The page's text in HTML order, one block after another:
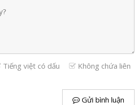
Tiếng việt có dấu
Không chứa liên
Gửi bình luận